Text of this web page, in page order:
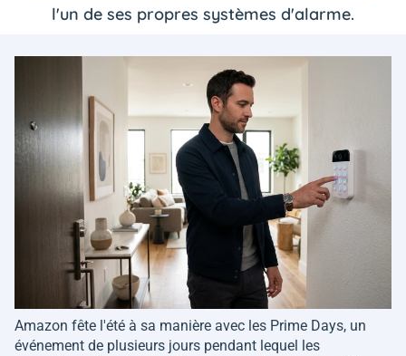
l'un de ses propres systèmes d'alarme.
Amazon fête l'été à sa manière avec les Prime Days, un
événement de plusieurs jours pendant lequel les